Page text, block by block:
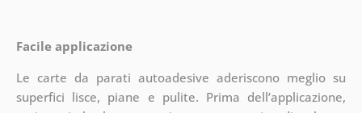
Facile applicazione
Le carte da parati autoadesive aderiscono meglio su
superfici lisce, piane e pulite. Prima dell’applicazione,